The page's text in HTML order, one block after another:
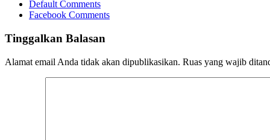
Default Comments
Facebook Comments
Tinggalkan Balasan
Alamat email Anda tidak akan dipublikasikan. Ruas yang wajib